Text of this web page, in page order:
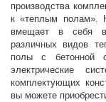
производства
к «теплым полам».
вмещает в себя
различных видов
полы с бетонной
электрические
комплектующих
вы можете